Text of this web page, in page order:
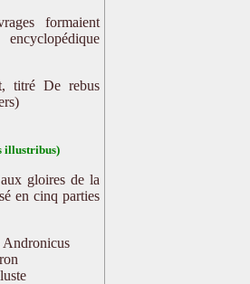
formaient
titré De rebus
illustribus)
gloires de la
en cinq parties
Andronicus